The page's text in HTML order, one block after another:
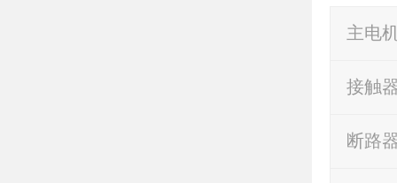
主电
接触
断路